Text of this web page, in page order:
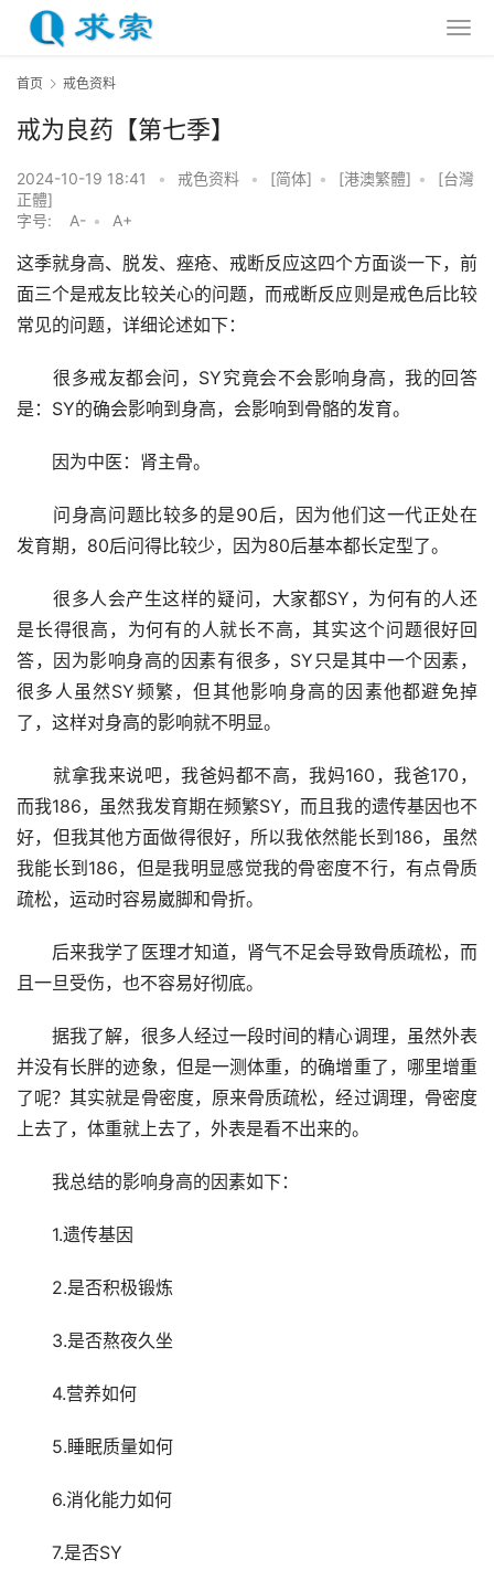
首页 戒色资料
戒为良药【第七季】
2024-10-19 18:41 • 戒色资料 • [简体] • [港澳繁體] •
[台灣
正體]
字号:
A- • A+
这季就身高、脱发、痤疮、戒断反应这四个方面谈一下，前
面三个是戒友比较关心的问题，而戒断反应则是戒色后比较
常见的问题，详细论述如下：
很多戒友都会问，SY究竟会不会影响身高，我的回答
是：SY的确会影响到身高，会影响到骨骼的发育。
因为中医：肾主骨。
问身高问题比较多的是90后，因为他们这一代正处在
发育期，80后问得比较少，因为80后基本都长定型了。
很多人会产生这样的疑问，大家都SY，为何有的人还
是长得很高，为何有的人就长不高，其实这个问题很好回
答，因为影响身高的因素有很多，SY只是其中一个因素，
很多人虽然SY频繁，但其他影响身高的因素他都避免掉
了，这样对身高的影响就不明显。
就拿我来说吧，我爸妈都不高，我妈160，我爸170，
而我186，虽然我发育期在频繁SY，而且我的遗传基因也不
好，但我其他方面做得很好，所以我依然能长到186，虽然
我能长到186，但是我明显感觉我的骨密度不行，有点骨质
疏松，运动时容易崴脚和骨折。
后来我学了医理才知道，肾气不足会导致骨质疏松，而
且一旦受伤，也不容易好彻底。
据我了解，很多人经过一段时间的精心调理，虽然外表
并没有长胖的迹象，但是一测体重，的确增重了，哪里增重
了呢？其实就是骨密度，原来骨质疏松，经过调理，骨密度
上去了，体重就上去了，外表是看不出来的。
我总结的影响身高的因素如下：
1.遗传基因
2.是否积极锻炼
3.是否熬夜久坐
4.营养如何
5.睡眠质量如何
6.消化能力如何
7.是否SY